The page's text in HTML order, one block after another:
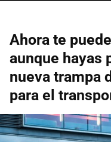
Ahora te
aunque hayas
nueva trampa
para el